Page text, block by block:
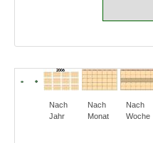
Nach
Jahr
Nach
Monat
Nach
Woche